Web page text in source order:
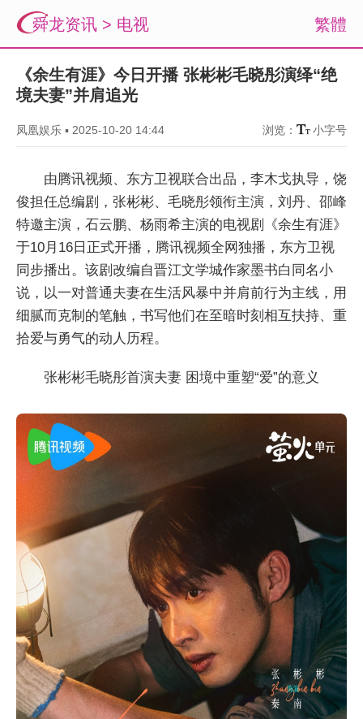
繁體
舜龙资讯 > 电视
《余生有涯》今日开播 张彬彬毛晓彤演绎“绝
境夫妻”并肩追光
凤凰娱乐 ▪ 2025-10-20 14:44 浏览： 小字号
由腾讯视频、东方卫视联合出品，李木戈执导，饶
俊担任总编剧，张彬彬、毛晓彤领衔主演，刘丹、邵峰
特邀主演，石云鹏、杨雨希主演的电视剧《余生有涯》
于10月16日正式开播，腾讯视频全网独播，东方卫视
同步播出。该剧改编自晋江文学城作家墨书白同名小
说，以一对普通夫妻在生活风暴中并肩前行为主线，用
细腻而克制的笔触，书写他们在至暗时刻相互扶持、重
拾爱与勇气的动人历程。
张彬彬毛晓彤首演夫妻 困境中重塑“爱”的意义